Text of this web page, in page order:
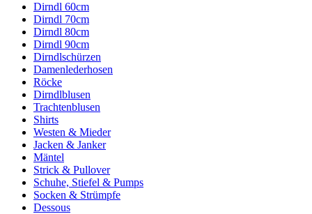
Dirndl 60cm
Dirndl 70cm
Dirndl 80cm
Dirndl 90cm
Dirndlschürzen
Damenlederhosen
Röcke
Dirndlblusen
Trachtenblusen
Shirts
Westen & Mieder
Jacken & Janker
Mäntel
Strick & Pullover
Schuhe, Stiefel & Pumps
Socken & Strümpfe
Dessous